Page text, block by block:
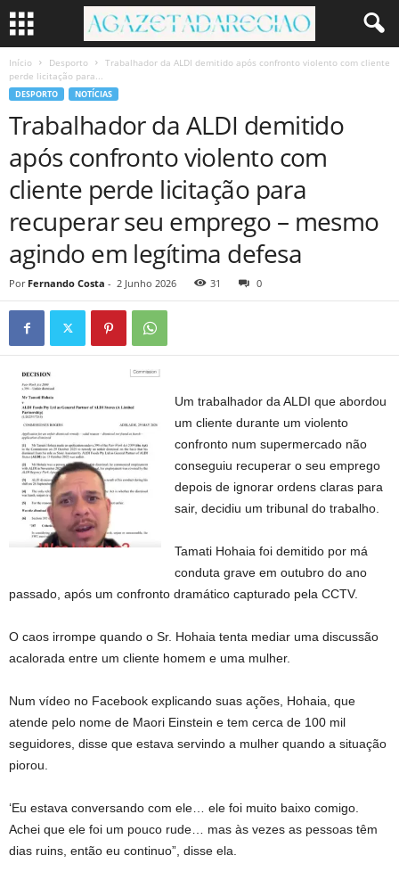
Início Desporto
Trabalhador da ALDI demitido após confronto violento com cliente
perde licitação para...
DESPORTO NOTÍCIAS
Trabalhador da ALDI demitido
após confronto violento com
cliente perde licitação para
recuperar seu emprego – mesmo
agindo em legítima defesa
Por Fernando Costa - 2 Junho 2026 31 0
Um trabalhador da ALDI que abordou
um cliente durante um violento
confronto num supermercado não
conseguiu recuperar o seu emprego
depois de ignorar ordens claras para
sair, decidiu um tribunal do trabalho.
Tamati Hohaia foi demitido por má
conduta grave em outubro do ano
passado, após um confronto dramático capturado pela CCTV.
O caos irrompe quando o Sr. Hohaia tenta mediar uma discussão
acalorada entre um cliente homem e uma mulher.
Num vídeo no Facebook explicando suas ações, Hohaia, que
atende pelo nome de Maori Einstein e tem cerca de 100 mil
seguidores, disse que estava servindo a mulher quando a situação
piorou.
‘Eu estava conversando com ele… ele foi muito baixo comigo.
Achei que ele foi um pouco rude… mas às vezes as pessoas têm
dias ruins, então eu continuo”, disse ela.